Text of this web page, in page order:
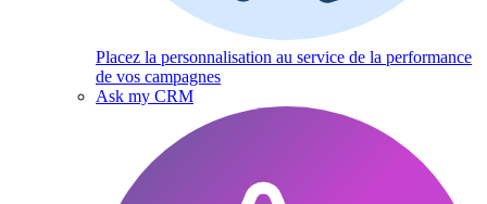
Placez la personnalisation au service de la performance
de vos campagnes
Ask my CRM